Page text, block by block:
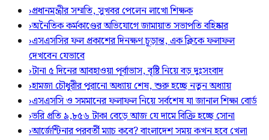
›প্রধানমন্ত্রীর সম্মতি, সুখবর পেলেন লাখো শিক্ষক
›অনৈতিক কর্মকাণ্ডের অভিযোগে জামায়াত সভাপতি বহিষ্কার
›এসএসসির ফল প্রকাশের দিনক্ষণ চূড়ান্ত, এক ক্লিকে ফলাফল
দেখবেন যেভাবে
›টানা ৫ দিনের আবহাওয়া পূর্বাভাস, বৃষ্টি নিয়ে বড় দুঃসংবাদ
›হামজা চৌধুরীর পুরানো অধ্যায় শেষ, শুরু হচ্ছে নতুন অধ্যায়
›এসএসসি ও সমমানের ফলাফল নিয়ে সর্বশেষ যা জানাল শিক্ষা বোর্ড
›ভরি প্রতি ৯,৮৫৬ টাকা বেড়ে আজ যে দামে বিক্রি হচ্ছে সোনা
›আর্জেন্টিনার পরবর্তী ম্যাচ কবে? বাংলাদেশ সময় কখন হবে খেলা